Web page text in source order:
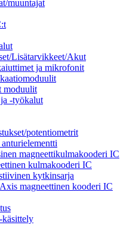
muuntajat
Lisätarvikkeet/Akut
ja mikrofonit
moduulit
-työkalut
potentiometrit
magneettikulmakooderi IC
kulmakooderi IC
kytkinsarja
magneettinen kooderi IC